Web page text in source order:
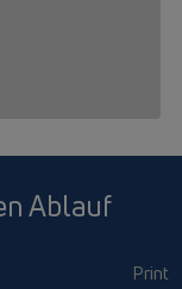
Ablauf
Print